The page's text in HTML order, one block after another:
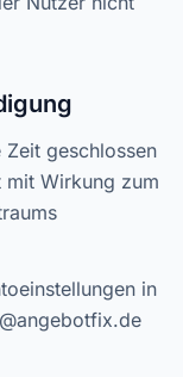
geschlossen
mit Wirkung zum
in